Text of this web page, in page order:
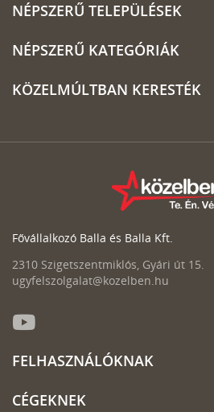
NÉPSZERŰ TELEPÜLÉSEK
NÉPSZERŰ KATEGÓRIÁK
KÖZELMÚLTBAN KERESTÉK
Fővállalkozó Balla és Balla Kft.
2310 Szigetszentmiklós, Gyári út 15.
ugyfelszolgalat@kozelben.hu
FELHASZNÁLÓKNAK
CÉGEKNEK